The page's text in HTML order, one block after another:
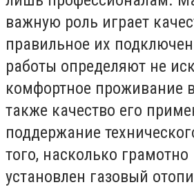
важную роль играет
правильное их
работы определяют не
комфортное проживание
также качество его
поддержание
того, насколько
установлен газовый